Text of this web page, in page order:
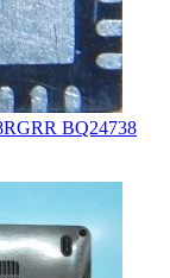
BQ24738